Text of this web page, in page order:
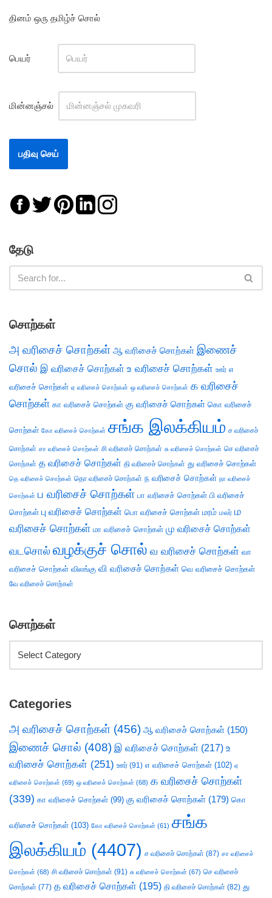
தினம் ஒரு தமிழ்ச் சொல்
பெயர்
மின்னஞ்சல்
தேடு
சொற்கள்
அ வரிசைச் சொற்கள் ஆ வரிசைச் சொற்கள் இணைச்
சொல் இ வரிசைச் சொற்கள் உ வரிசைச் சொற்கள் ஊர் எ
வரிசைச் சொற்கள் ஏ வரிசைச் சொற்கள் ஒ வரிசைச் சொற்கள் க வரிசைச்
சொற்கள் கா வரிசைச் சொற்கள் கு வரிசைச் சொற்கள் கொ வரிசைச்
சொற்கள் கோ வரிசைச் சொற்கள் சங்க இலக்கியம் ச வரிசைச்
சொற்கள் சா வரிசைச் சொற்கள் சி வரிசைச் சொற்கள் சு வரிசைச் சொற்கள் செ வரிசைச்
சொற்கள் த வரிசைச் சொற்கள் தி வரிசைச் சொற்கள் து வரிசைச் சொற்கள்
தெ வரிசைச் சொற்கள் தொ வரிசைச் சொற்கள் ந வரிசைச் சொற்கள் நா வரிசைச்
சொற்கள் ப வரிசைச் சொற்கள் பா வரிசைச் சொற்கள் பி வரிசைச்
சொற்கள் பு வரிசைச் சொற்கள் பொ வரிசைச் சொற்கள் மரம் மலர் ம
வரிசைச் சொற்கள் மா வரிசைச் சொற்கள் மு வரிசைச் சொற்கள்
வடசொல் வழக்குச் சொல் வ வரிசைச் சொற்கள் வா
வரிசைச் சொற்கள் விலங்கு வி வரிசைச் சொற்கள் வெ வரிசைச் சொற்கள்
வே வரிசைச் சொற்கள்
சொற்கள்
Categories
அ வரிசைச் சொற்கள் (456) ஆ வரிசைச் சொற்கள் (150)
இணைச் சொல் (408) இ வரிசைச் சொற்கள் (217) உ
வரிசைச் சொற்கள் (251) ஊர் (91) எ வரிசைச் சொற்கள் (102) ஏ
வரிசைச் சொற்கள் (69) ஒ வரிசைச் சொற்கள் (68) க வரிசைச் சொற்கள்
(339) கா வரிசைச் சொற்கள் (99) கு வரிசைச் சொற்கள் (179) கொ
வரிசைச் சொற்கள் (103) கோ வரிசைச் சொற்கள் (61) சங்க
இலக்கியம் (4407) ச வரிசைச் சொற்கள் (87) சா வரிசைச்
சொற்கள் (68) சி வரிசைச் சொற்கள் (91) சு வரிசைச் சொற்கள் (67) செ வரிசைச்
சொற்கள் (77) த வரிசைச் சொற்கள் (195) தி வரிசைச் சொற்கள் (82) து